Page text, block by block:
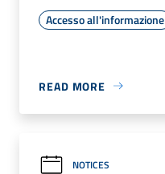
Accesso all'informazione
READ MORE
NOTICES